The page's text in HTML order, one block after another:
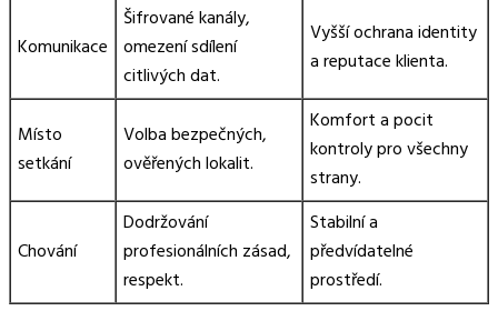
Komunikace
Šifrované kanály,
omezení sdílení
citlivých dat.
Vyšší ochrana identity
a reputace klienta.
Místo
setkání
Volba bezpečných,
ověřených lokalit.
Komfort a pocit
kontroly pro všechny
strany.
Chování
Dodržování
profesionálních zásad,
respekt.
Stabilní a
předvídatelné
prostředí.